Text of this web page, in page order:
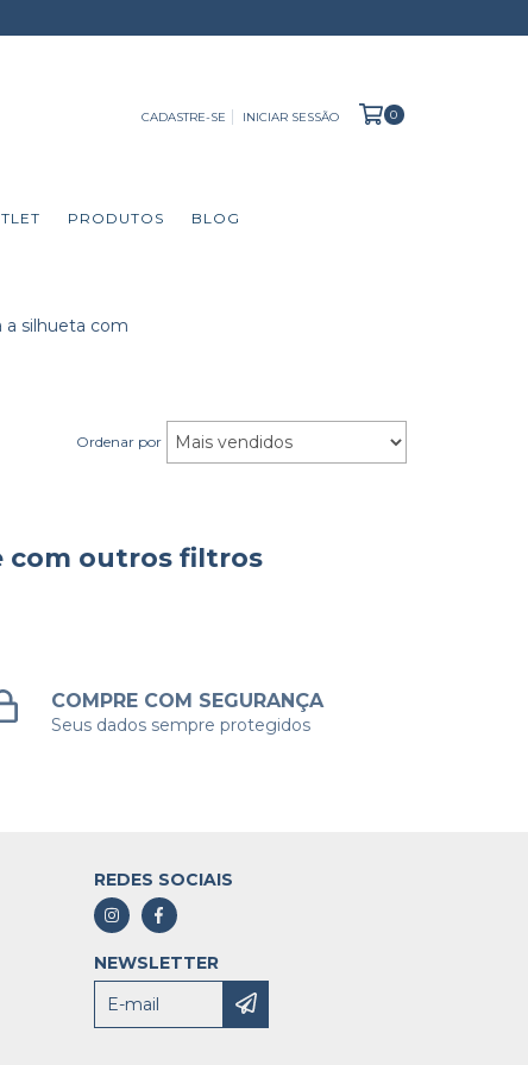
CADASTRE-SE INICIAR SESSÃO 0
PRODUTOS BLOG
a silhueta com
Ordenar por
com outros filtros
COMPRE COM SEGURANÇA
Seus dados sempre protegidos
REDES SOCIAIS
NEWSLETTER